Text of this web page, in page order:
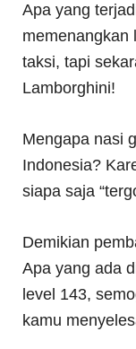
Apa yang
memenangkan
taksi, tapi
Lamborghini!
Mengapa nasi
Indonesia?
siapa saja
Demikian
Apa yang ada
level 143,
kamu